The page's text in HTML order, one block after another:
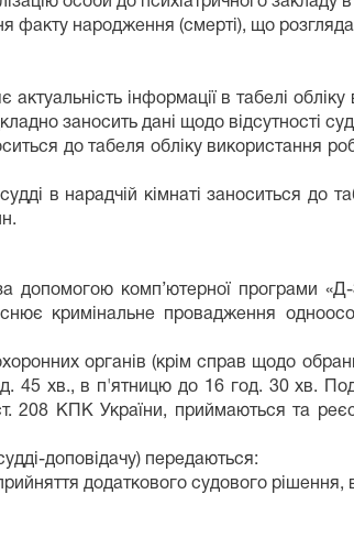
факту народження (смерті), що
інформації в табелі
заносить дані щодо відсутності
до табеля обліку використання
в нарадчій кімнаті заноситься до
допомогою комп’ютерної програми
кримінальне провадження
органів (крім справ щодо
45 хв., в п'ятницю до 16 год. 30 хв.
КПК України, приймаються та
доповідачу) передаються:
додаткового судового